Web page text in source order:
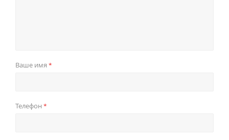
Ваше имя *
Телефон *